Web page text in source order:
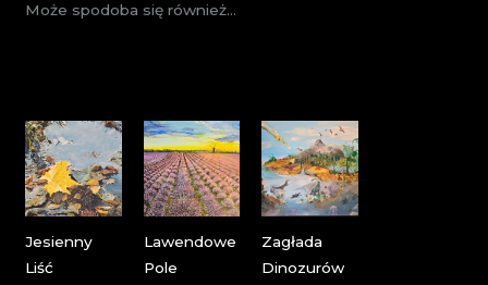
Może spodoba się również…
Jesienny
Liść
Lawendowe
Pole
Zagłada
Dinozurów